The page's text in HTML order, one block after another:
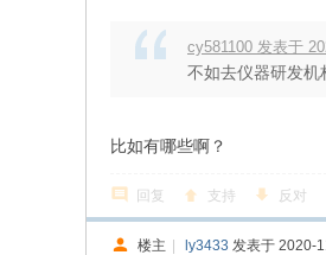
cy581100 发表于
不如去仪器研发机
比如有哪些啊？
回复 支持 反对
楼主 | ly3433 发表于 2020-